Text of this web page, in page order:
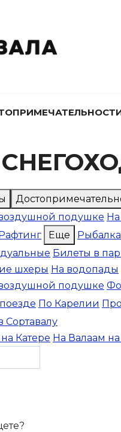
подушке На
Еще
Рыбалка
Билеты в
шхеры На водопады
подушке
По Карелии
Сортавалу
Катере На Валаам на